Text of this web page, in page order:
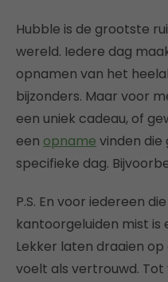
Hubble is de grootste
wereld. Iedere dag
opnamen van het
bijzonders. Maar voor
een uniek cadeau, of
een opname vinden die
specifieke dag.
P.S. En voor iedereen
kantoorgeluiden mist is
Lekker laten draaien
voelt als vertrouwd. Tot